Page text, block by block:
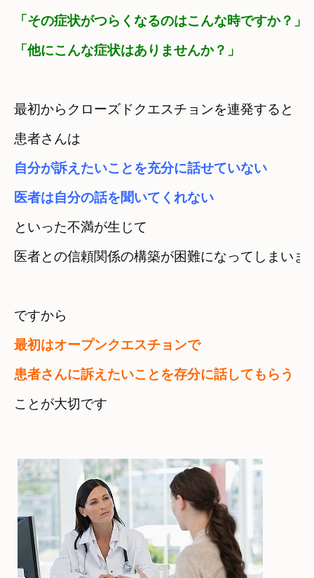
「その症状がつらくなるのはこんな時ですか？」
「他にこんな症状はありませんか？」
最初からクローズドクエスチョンを連発すると
自分が訴えたいことを充分に話せていない
医者は自分の話を聞いてくれない
といった不満が生じて
医者との信頼関係の構築が困難になってしまいま
最初はオープンクエスチョンで
患者さんに訴えたいことを存分に話してもらう
ことが大切です